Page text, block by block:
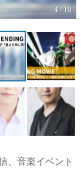
4 / 10
、音楽イベント